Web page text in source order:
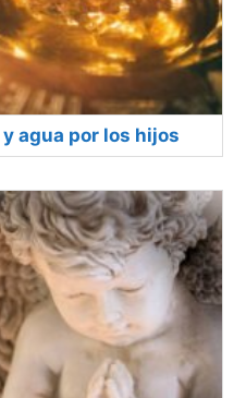
agua por los hijos